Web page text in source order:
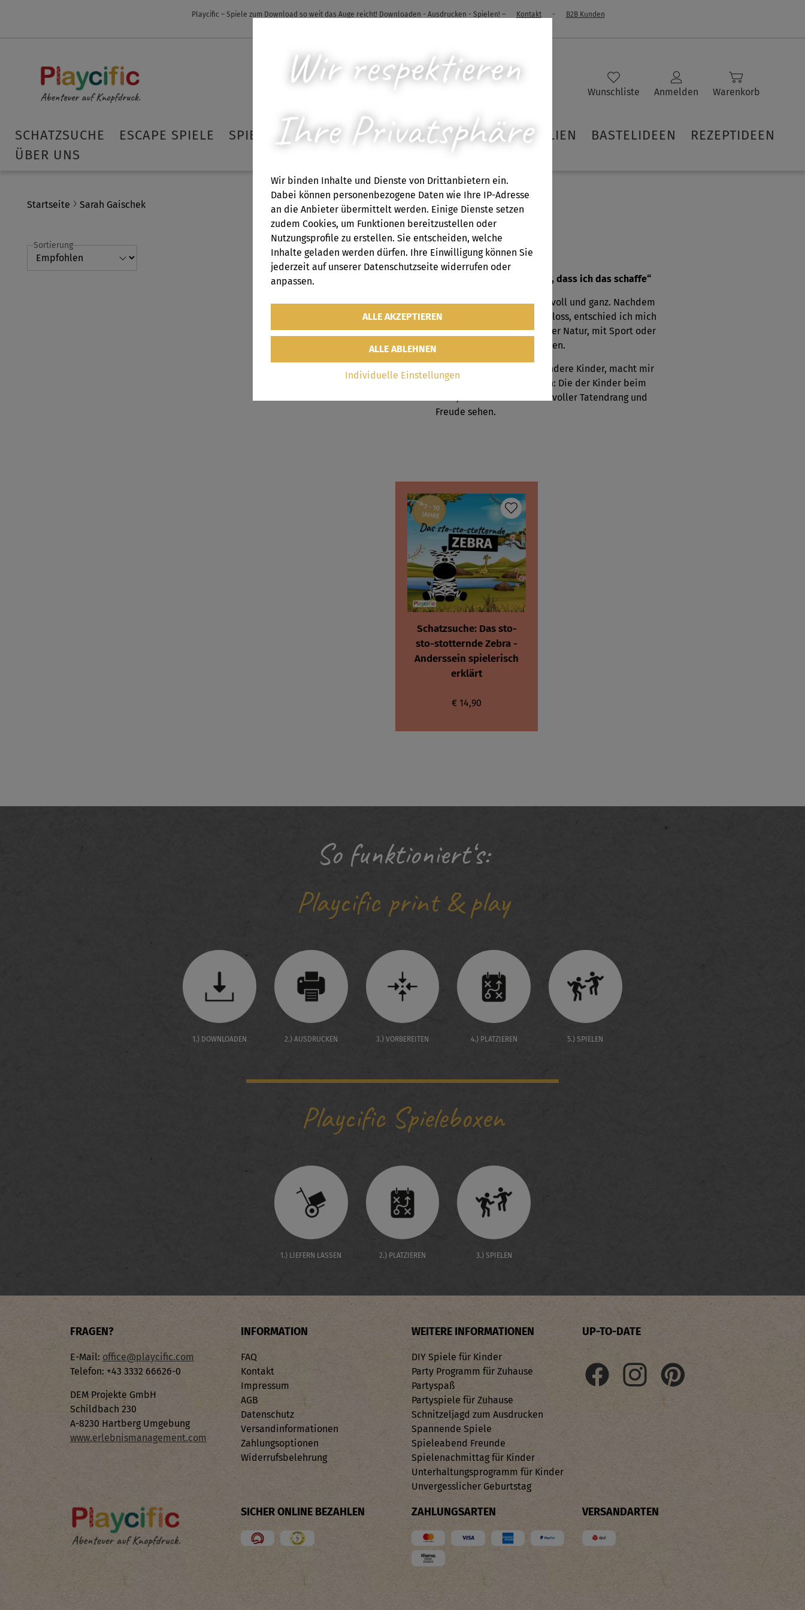
Playcific – Spiele zum Download so weit das Auge reicht! Downloaden - Ausdrucken - Spielen! – Kontakt - B2B Kunden
Wunschliste Anmelden Warenkorb
SCHATZSUCHE ESCAPE SPIELE SPIELE FÜR ERWACHSENE UNTERRICHTSMATERIALIEN BASTELIDEEN
REZEPTIDEEN
ÜBER UNS
Startseite Sarah Gaischek
Sortierung Sarah Gaischek
„Das habe ich noch nie versucht, also bin ich mir völlig sicher, dass ich das schaffe“
Mein Name ist Sarah und dieses Zitat beschreibt mich einfach voll und ganz. Nachdem
ich die Ausbildung zur Elementarpädagogin im Jahr 2020 abschloss, entschied ich mich
Logopädie zu studieren. Meine Freizeit verbringe ich gerne in der Natur, mit Sport oder
bei einem gemütlichen Treffen mit Freunden.
Die Arbeit mit Menschen, jeglicher Altersgruppe, aber insbesondere Kinder, macht mir
unfassbar viel Spaß und ich freue mich auf leuchtende Augen: Die der Kinder beim
Lösen meiner Rätsel und die der Eltern, wenn sie ihre Kinder voller Tatendrang und
Freude sehen.
Schatzsuche: Das sto-
sto-stotternde Zebra -
Anderssein spielerisch
erklärt
€ 14,90
Wir respektieren
Ihre Privatsphäre
Wir binden Inhalte und Dienste von Drittanbietern ein.
Dabei können personenbezogene Daten wie Ihre IP-Adresse
an die Anbieter übermittelt werden. Einige Dienste setzen
zudem Cookies, um Funktionen bereitzustellen oder
Nutzungsprofile zu erstellen. Sie entscheiden, welche
Inhalte geladen werden dürfen. Ihre Einwilligung können Sie
jederzeit auf unserer Datenschutzseite widerrufen oder
anpassen.
Individuelle Einstellungen
So funktioniert‘s:
Playcific print & play
1.) DOWNLOADEN 2.) AUSDRUCKEN 3.) VORBEREITEN 4.) PLATZIEREN 5.) SPIELEN
Playcific Spieleboxen
1.) LIEFERN LASSEN 2.) PLATZIEREN 3.) SPIELEN
FRAGEN?
E-Mail: office@playcific.com
Telefon: +43 3332 66626-0
DEM Projekte GmbH
Schildbach 230
A-8230 Hartberg Umgebung
www.erlebnismanagement.com
INFORMATION
FAQ
Kontakt
Impressum
AGB
Datenschutz
Versandinformationen
Zahlungsoptionen
Widerrufsbelehrung
WEITERE INFORMATIONEN
DIY Spiele für Kinder
Party Programm für Zuhause
Partyspaß
Partyspiele für Zuhause
Schnitzeljagd zum Ausdrucken
Spannende Spiele
Spieleabend Freunde
Spielenachmittag für Kinder
Unterhaltungsprogramm für Kinder
Unvergesslicher Geburtstag
UP-TO-DATE
SICHER ONLINE BEZAHLEN ZAHLUNGSARTEN VERSANDARTEN